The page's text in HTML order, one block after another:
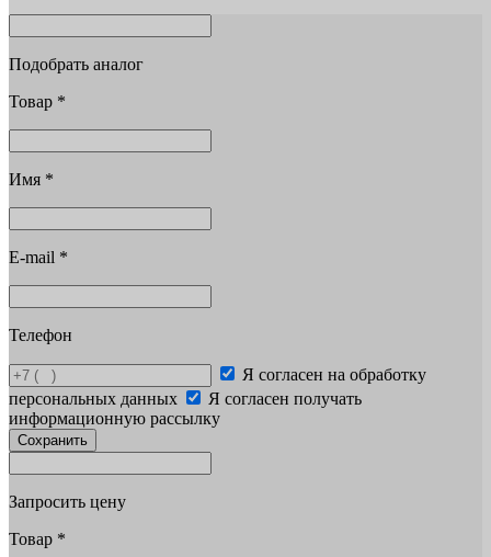
Подобрать аналог
Товар *
Имя *
E-mail *
Телефон
Я согласен на обработку
персональных данных
Я согласен получать
информационную рассылку
Сохранить
Запросить цену
Товар *